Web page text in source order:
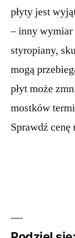
płyty jest
– inny wymiar
styropiany,
mogą
płyt może
mostków
Sprawdź